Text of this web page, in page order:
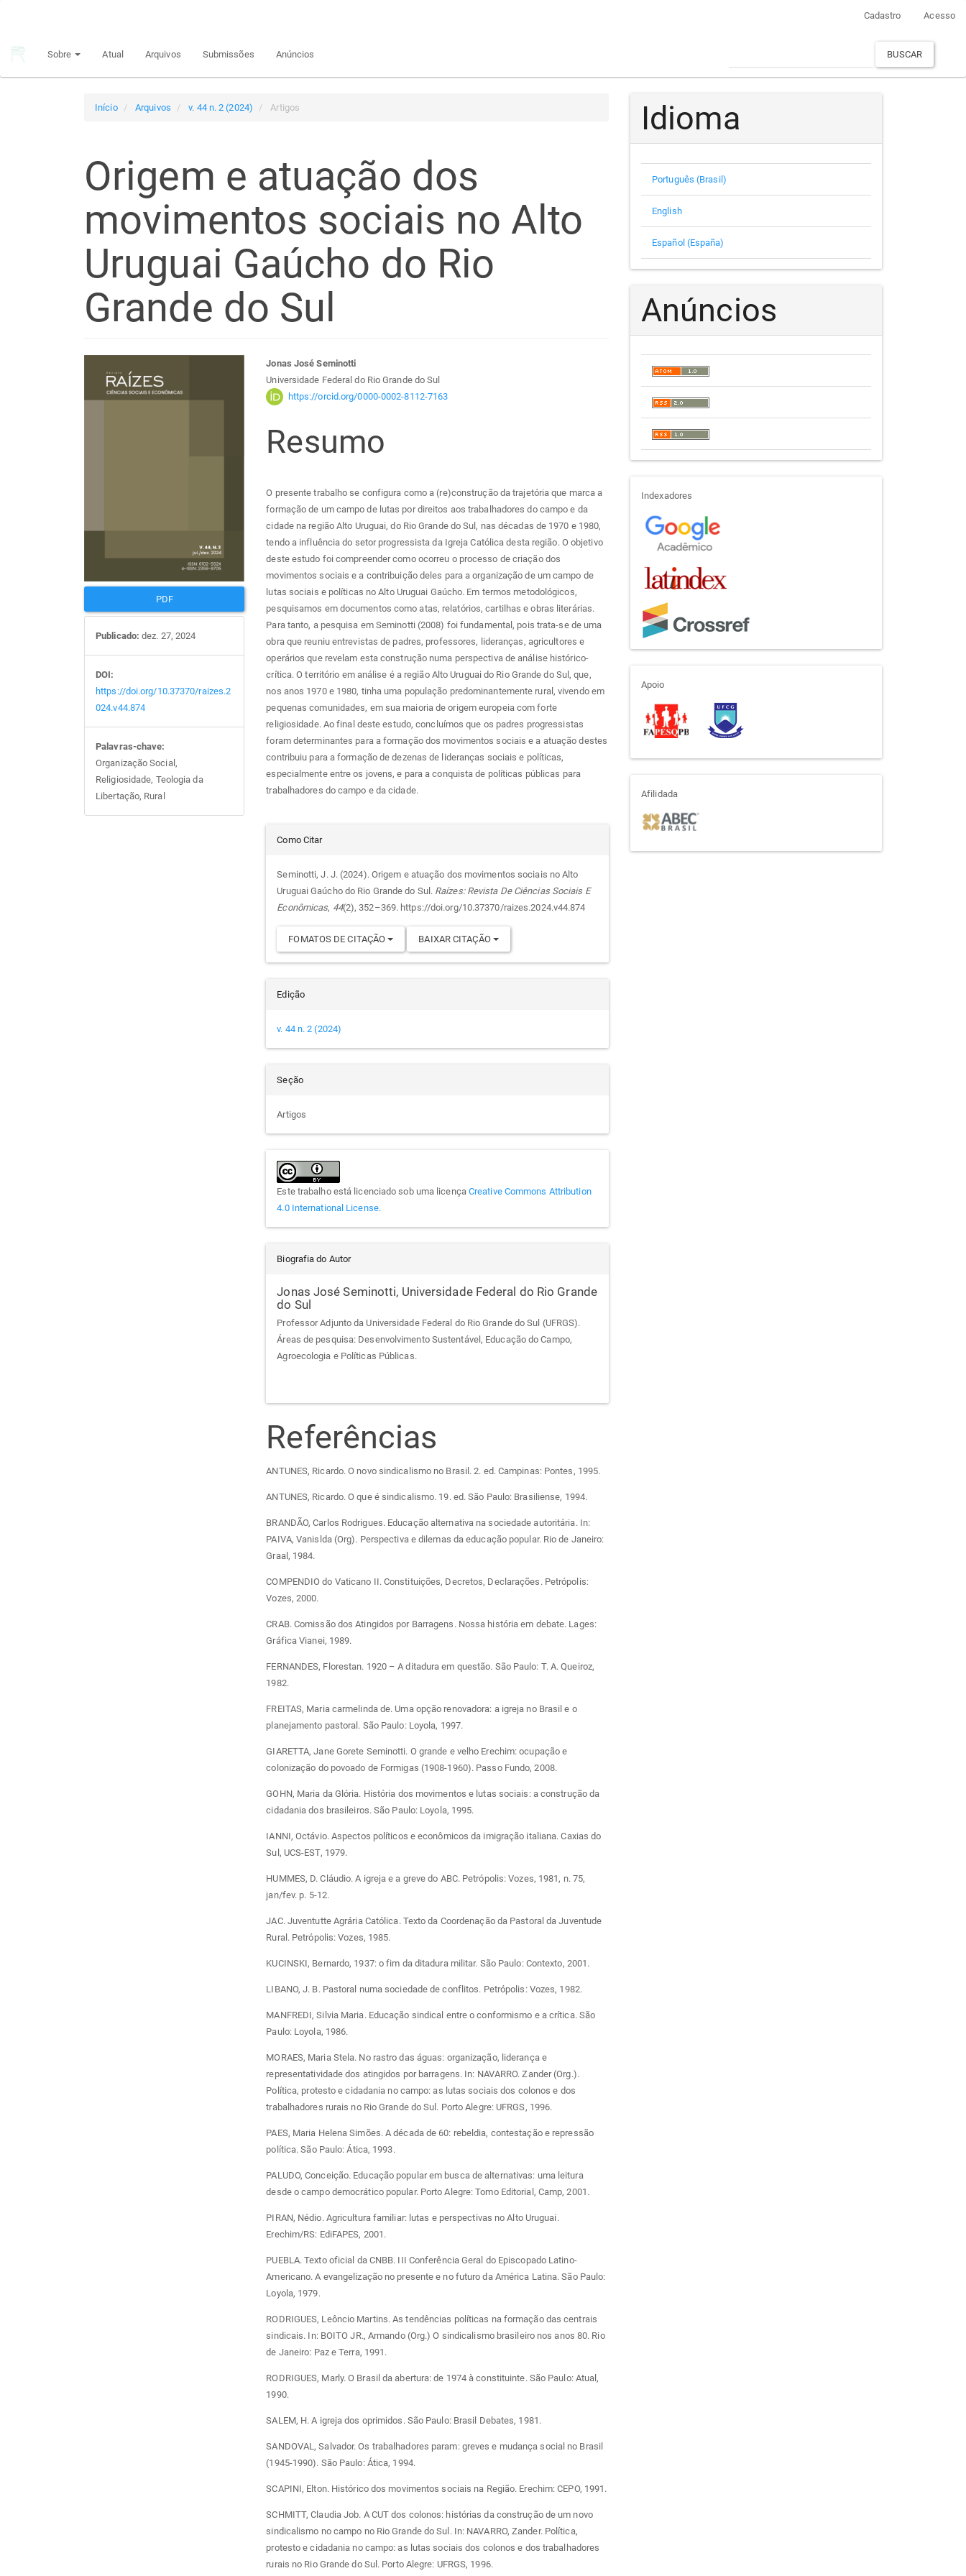
principal
Cadastro Acesso
Sobre Atual Arquivos Submissões Anúncios BUSCAR
Início Arquivos v. 44 n. 2 (2024) Artigos
Origem e atuação dos
movimentos sociais no Alto
Uruguai Gaúcho do Rio
Grande do Sul
Barra
lateral
PDF
Publicado: dez. 27, 2024
DOI:
https://doi.org/10.37370/raizes.2
024.v44.874
Palavras-chave:
Organização Social,
Religiosidade, Teologia da
Libertação, Rural
Conteúdo
do
artigo
Jonas José Seminotti
Universidade Federal do Rio Grande do Sul
https://orcid.org/0000-0002-8112-7163
Resumo
O presente trabalho se configura como a (re)construção da trajetória que marca a
formação de um campo de lutas por direitos aos trabalhadores do campo e da
cidade na região Alto Uruguai, do Rio Grande do Sul, nas décadas de 1970 e 1980,
tendo a influência do setor progressista da Igreja Católica desta região. O objetivo
deste estudo foi compreender como ocorreu o processo de criação dos
movimentos sociais e a contribuição deles para a organização de um campo de
lutas sociais e políticas no Alto Uruguai Gaúcho. Em termos metodológicos,
pesquisamos em documentos como atas, relatórios, cartilhas e obras literárias.
Para tanto, a pesquisa em Seminotti (2008) foi fundamental, pois trata-se de uma
obra que reuniu entrevistas de padres, professores, lideranças, agricultores e
operários que revelam esta construção numa perspectiva de análise histórico-
crítica. O território em análise é a região Alto Uruguai do Rio Grande do Sul, que,
nos anos 1970 e 1980, tinha uma população predominantemente rural, vivendo em
pequenas comunidades, em sua maioria de origem europeia com forte
religiosidade. Ao final deste estudo, concluímos que os padres progressistas
foram determinantes para a formação dos movimentos sociais e a atuação destes
contribuiu para a formação de dezenas de lideranças sociais e políticas,
especialmente entre os jovens, e para a conquista de políticas públicas para
trabalhadores do campo e da cidade.
Detalhes
do
artigo
Como Citar
Seminotti, J. J. (2024). Origem e atuação dos movimentos sociais no Alto
Uruguai Gaúcho do Rio Grande do Sul. Raízes: Revista De Ciências Sociais E
Econômicas, 44(2), 352–369. https://doi.org/10.37370/raizes.2024.v44.874
FOMATOS DE CITAÇÃO BAIXAR CITAÇÃO
Edição
v. 44 n. 2 (2024)
Seção
Artigos
Este trabalho está licenciado sob uma licença Creative Commons Attribution
4.0 International License.
Biografia do Autor
Jonas José Seminotti, Universidade Federal do Rio Grande
do Sul
Professor Adjunto da Universidade Federal do Rio Grande do Sul (UFRGS).
Áreas de pesquisa: Desenvolvimento Sustentável, Educação do Campo,
Agroecologia e Políticas Públicas.
Referências
ANTUNES, Ricardo. O novo sindicalismo no Brasil. 2. ed. Campinas: Pontes, 1995.
ANTUNES, Ricardo. O que é sindicalismo. 19. ed. São Paulo: Brasiliense, 1994.
BRANDÃO, Carlos Rodrigues. Educação alternativa na sociedade autoritária. In:
PAIVA, Vanislda (Org). Perspectiva e dilemas da educação popular. Rio de Janeiro:
Graal, 1984.
COMPENDIO do Vaticano II. Constituições, Decretos, Declarações. Petrópolis:
Vozes, 2000.
CRAB. Comissão dos Atingidos por Barragens. Nossa história em debate. Lages:
Gráfica Vianei, 1989.
FERNANDES, Florestan. 1920 – A ditadura em questão. São Paulo: T. A. Queiroz,
1982.
FREITAS, Maria carmelinda de. Uma opção renovadora: a igreja no Brasil e o
planejamento pastoral. São Paulo: Loyola, 1997.
GIARETTA, Jane Gorete Seminotti. O grande e velho Erechim: ocupação e
colonização do povoado de Formigas (1908-1960). Passo Fundo, 2008.
GOHN, Maria da Glória. História dos movimentos e lutas sociais: a construção da
cidadania dos brasileiros. São Paulo: Loyola, 1995.
IANNI, Octávio. Aspectos políticos e econômicos da imigração italiana. Caxias do
Sul, UCS-EST, 1979.
HUMMES, D. Cláudio. A igreja e a greve do ABC. Petrópolis: Vozes, 1981, n. 75,
jan/fev. p. 5-12.
JAC. Juventutte Agrária Católica. Texto da Coordenação da Pastoral da Juventude
Rural. Petrópolis: Vozes, 1985.
KUCINSKI, Bernardo, 1937: o fim da ditadura militar. São Paulo: Contexto, 2001.
LIBANO, J. B. Pastoral numa sociedade de conflitos. Petrópolis: Vozes, 1982.
MANFREDI, Silvia Maria. Educação sindical entre o conformismo e a crítica. São
Paulo: Loyola, 1986.
MORAES, Maria Stela. No rastro das águas: organização, liderança e
representatividade dos atingidos por barragens. In: NAVARRO. Zander (Org.).
Política, protesto e cidadania no campo: as lutas sociais dos colonos e dos
trabalhadores rurais no Rio Grande do Sul. Porto Alegre: UFRGS, 1996.
PAES, Maria Helena Simões. A década de 60: rebeldia, contestação e repressão
política. São Paulo: Ática, 1993.
PALUDO, Conceição. Educação popular em busca de alternativas: uma leitura
desde o campo democrático popular. Porto Alegre: Tomo Editorial, Camp, 2001.
PIRAN, Nédio. Agricultura familiar: lutas e perspectivas no Alto Uruguai.
Erechim/RS: EdiFAPES, 2001.
PUEBLA. Texto oficial da CNBB. III Conferência Geral do Episcopado Latino-
Americano. A evangelização no presente e no futuro da América Latina. São Paulo:
Loyola, 1979.
RODRIGUES, Leôncio Martins. As tendências políticas na formação das centrais
sindicais. In: BOITO JR., Armando (Org.) O sindicalismo brasileiro nos anos 80. Rio
de Janeiro: Paz e Terra, 1991.
RODRIGUES, Marly. O Brasil da abertura: de 1974 à constituinte. São Paulo: Atual,
1990.
SALEM, H. A igreja dos oprimidos. São Paulo: Brasil Debates, 1981.
SANDOVAL, Salvador. Os trabalhadores param: greves e mudança social no Brasil
(1945-1990). São Paulo: Ática, 1994.
SCAPINI, Elton. Histórico dos movimentos sociais na Região. Erechim: CEPO, 1991.
SCHMITT, Claudia Job. A CUT dos colonos: histórias da construção de um novo
sindicalismo no campo no Rio Grande do Sul. In: NAVARRO, Zander. Política,
protesto e cidadania no campo: as lutas sociais dos colonos e dos trabalhadores
rurais no Rio Grande do Sul. Porto Alegre: UFRGS, 1996.
Idioma
Português (Brasil)
English
Español (España)
Anúncios
indexadores
Indexadores
apoio
Apoio
afiliada
Afilidada